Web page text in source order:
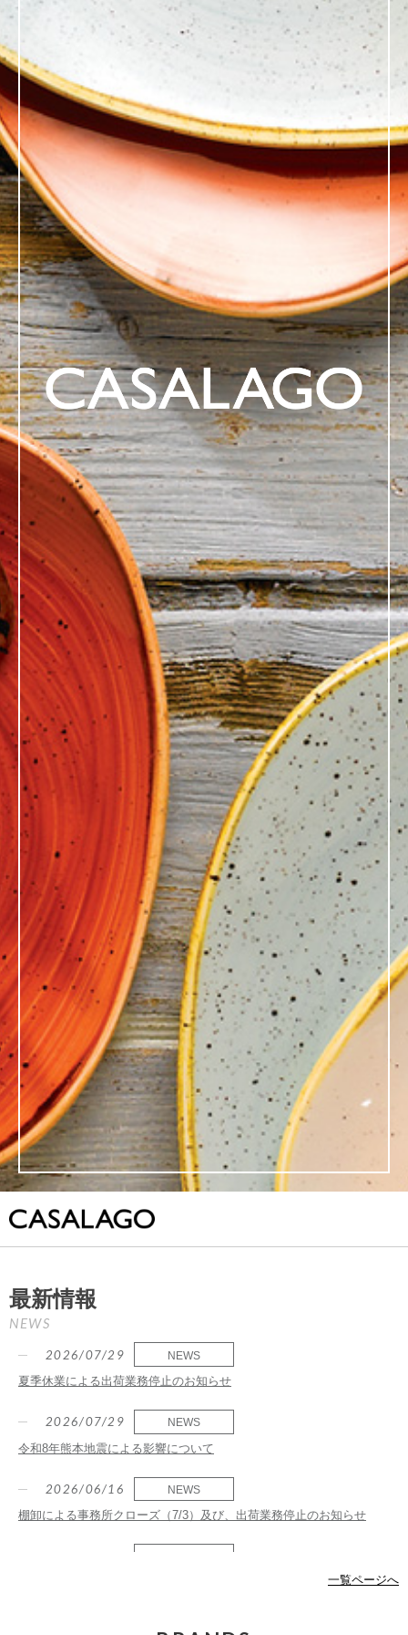
最新情報
NEWS
2026/07/29 NEWS
夏季休業による出荷業務停止のお知らせ
2026/07/29 NEWS
令和8年熊本地震による影響について
2026/06/16 NEWS
棚卸による事務所クローズ（7/3）及び、出荷業務停止のお知らせ
一覧ページへ